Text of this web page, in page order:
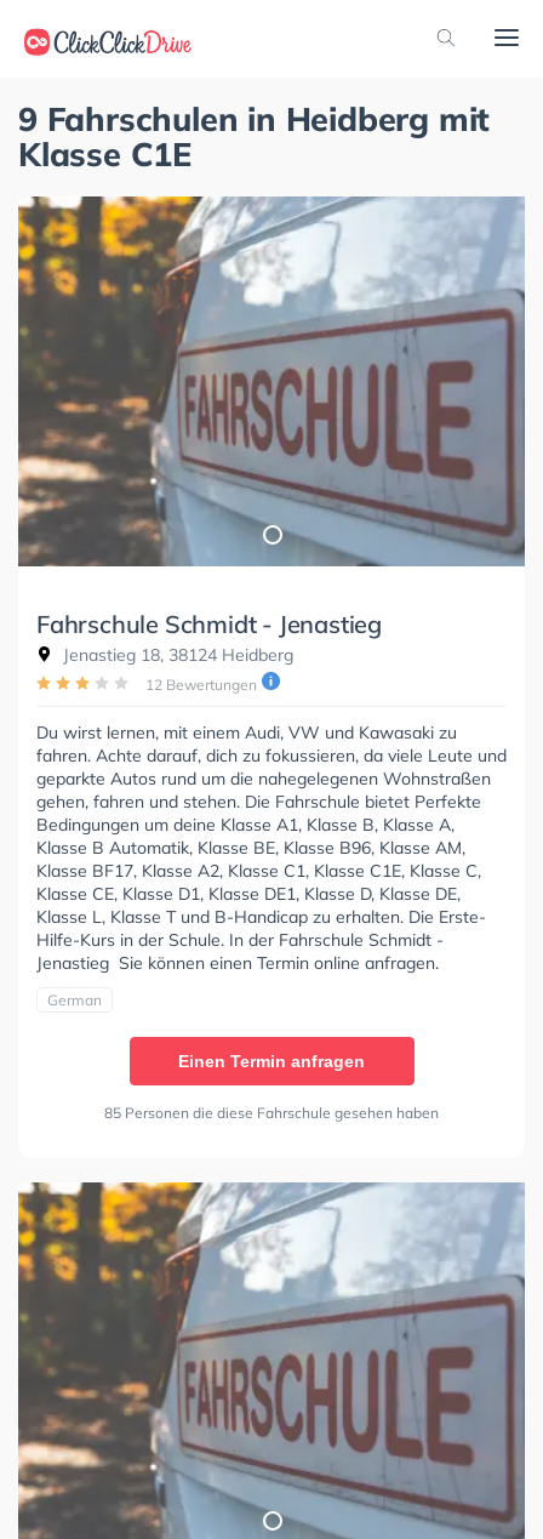
9 Fahrschulen in Heidberg mit
Klasse C1E
Fahrschule Schmidt - Jenastieg
Jenastieg 18, 38124 Heidberg
12 Bewertungen
Du wirst lernen, mit einem Audi, VW und Kawasaki zu
fahren. Achte darauf, dich zu fokussieren, da viele Leute und
geparkte Autos rund um die nahegelegenen Wohnstraßen
gehen, fahren und stehen. Die Fahrschule bietet Perfekte
Bedingungen um deine Klasse A1, Klasse B, Klasse A,
Klasse B Automatik, Klasse BE, Klasse B96, Klasse AM,
Klasse BF17, Klasse A2, Klasse C1, Klasse C1E, Klasse C,
Klasse CE, Klasse D1, Klasse DE1, Klasse D, Klasse DE,
Klasse L, Klasse T und B-Handicap zu erhalten. Die Erste-
Hilfe-Kurs in der Schule. In der Fahrschule Schmidt -
Jenastieg Sie können einen Termin online anfragen.
German
Einen Termin anfragen
85 Personen die diese Fahrschule gesehen haben